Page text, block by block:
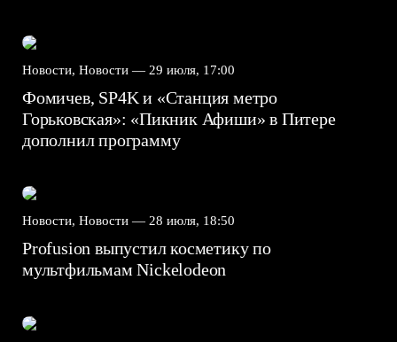
Новости, Новости — 29 июля, 17:00
Фомичев, SP4K и «Станция метро
Горьковская»: «Пикник Афиши» в Питере
дополнил программу
Новости, Новости — 28 июля, 18:50
Profusion выпустил косметику по
мультфильмам Nickelodeon